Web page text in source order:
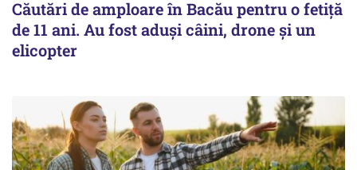
Căutări de amploare în Bacău pentru o fetiță
de 11 ani. Au fost aduși câini, drone și un
elicopter